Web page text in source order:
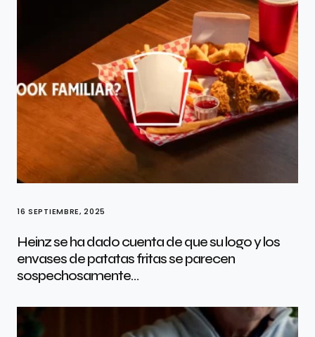
16 SEPTIEMBRE, 2025
Heinz se ha dado cuenta de que su logo y los
envases de patatas fritas se parecen
sospechosamente…